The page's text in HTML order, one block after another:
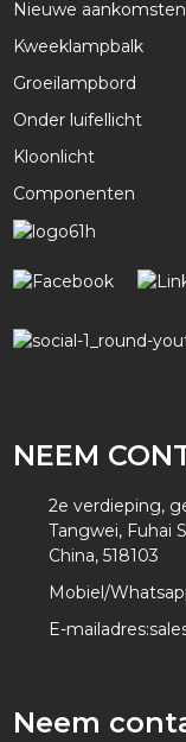
Nieuwe aankomsten
Kweeklampbalk
Groeilampbord
Onder luifellicht
Kloonlicht
Componenten
NEEM
2e verdieping,
Tangwei, Fuhai
China, 518103
Mobiel/
E-mailadres:
Neem